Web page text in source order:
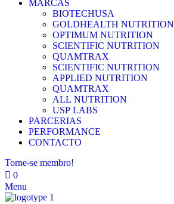
MARCAS
BIOTECHUSA
GOLDHEALTH NUTRITION
OPTIMUM NUTRITION
SCIENTIFIC NUTRITION
QUAMTRAX
SCIENTIFIC NUTRITION
APPLIED NUTRITION
QUAMTRAX
ALL NUTRITION
USP LABS
PARCERIAS
PERFORMANCE
CONTACTO
Torne-se membro!
0
Menu